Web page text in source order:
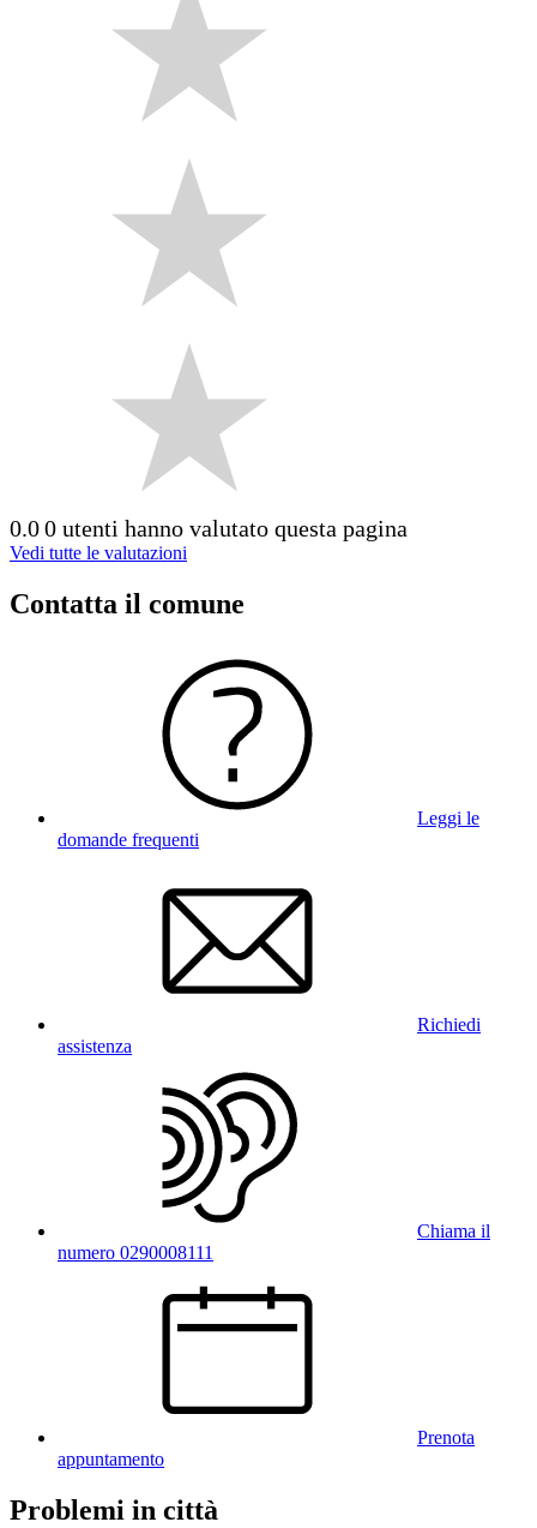
0.00 utenti hanno valutato questa pagina
Vedi tutte le valutazioni
Contatta il comune
Leggi le
domande frequenti
Richiedi
assistenza
Chiama il
numero 0290008111
Prenota
appuntamento
Problemi in città